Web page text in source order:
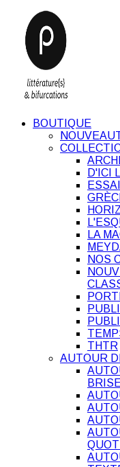
BOUTIQUE
D'ICI
LA
NOS
THTR
AUTOUR